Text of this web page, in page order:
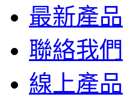
最新產品
聯絡我們
線上產品